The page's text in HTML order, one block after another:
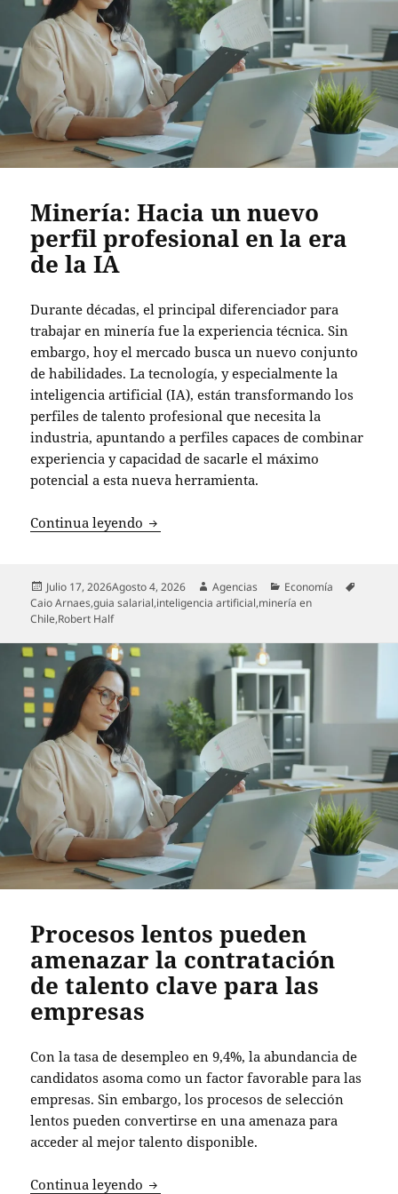
Minería: Hacia un nuevo
perfil profesional en la era
de la IA
Durante décadas, el principal diferenciador para
trabajar en minería fue la experiencia técnica. Sin
embargo, hoy el mercado busca un nuevo conjunto
de habilidades. La tecnología, y especialmente la
inteligencia artificial (IA), están transformando los
perfiles de talento profesional que necesita la
industria, apuntando a perfiles capaces de combinar
experiencia y capacidad de sacarle el máximo
potencial a esta nueva herramienta.
Continua leyendo Minería: Hacia un nuevo perfil
Publicado
el
Julio 17, 2026Agosto 4, 2026 Autor
Agencias Categorías
Economía
Caio Arnaes,guia salarial,inteligencia artificial,minería en
Chile,Robert Half
Procesos lentos pueden
amenazar la contratación
de talento clave para las
empresas
Con la tasa de desempleo en 9,4%, la abundancia de
candidatos asoma como un factor favorable para las
empresas. Sin embargo, los procesos de selección
lentos pueden convertirse en una amenaza para
acceder al mejor talento disponible.
Continua leyendo Procesos lentos pueden amenazar la